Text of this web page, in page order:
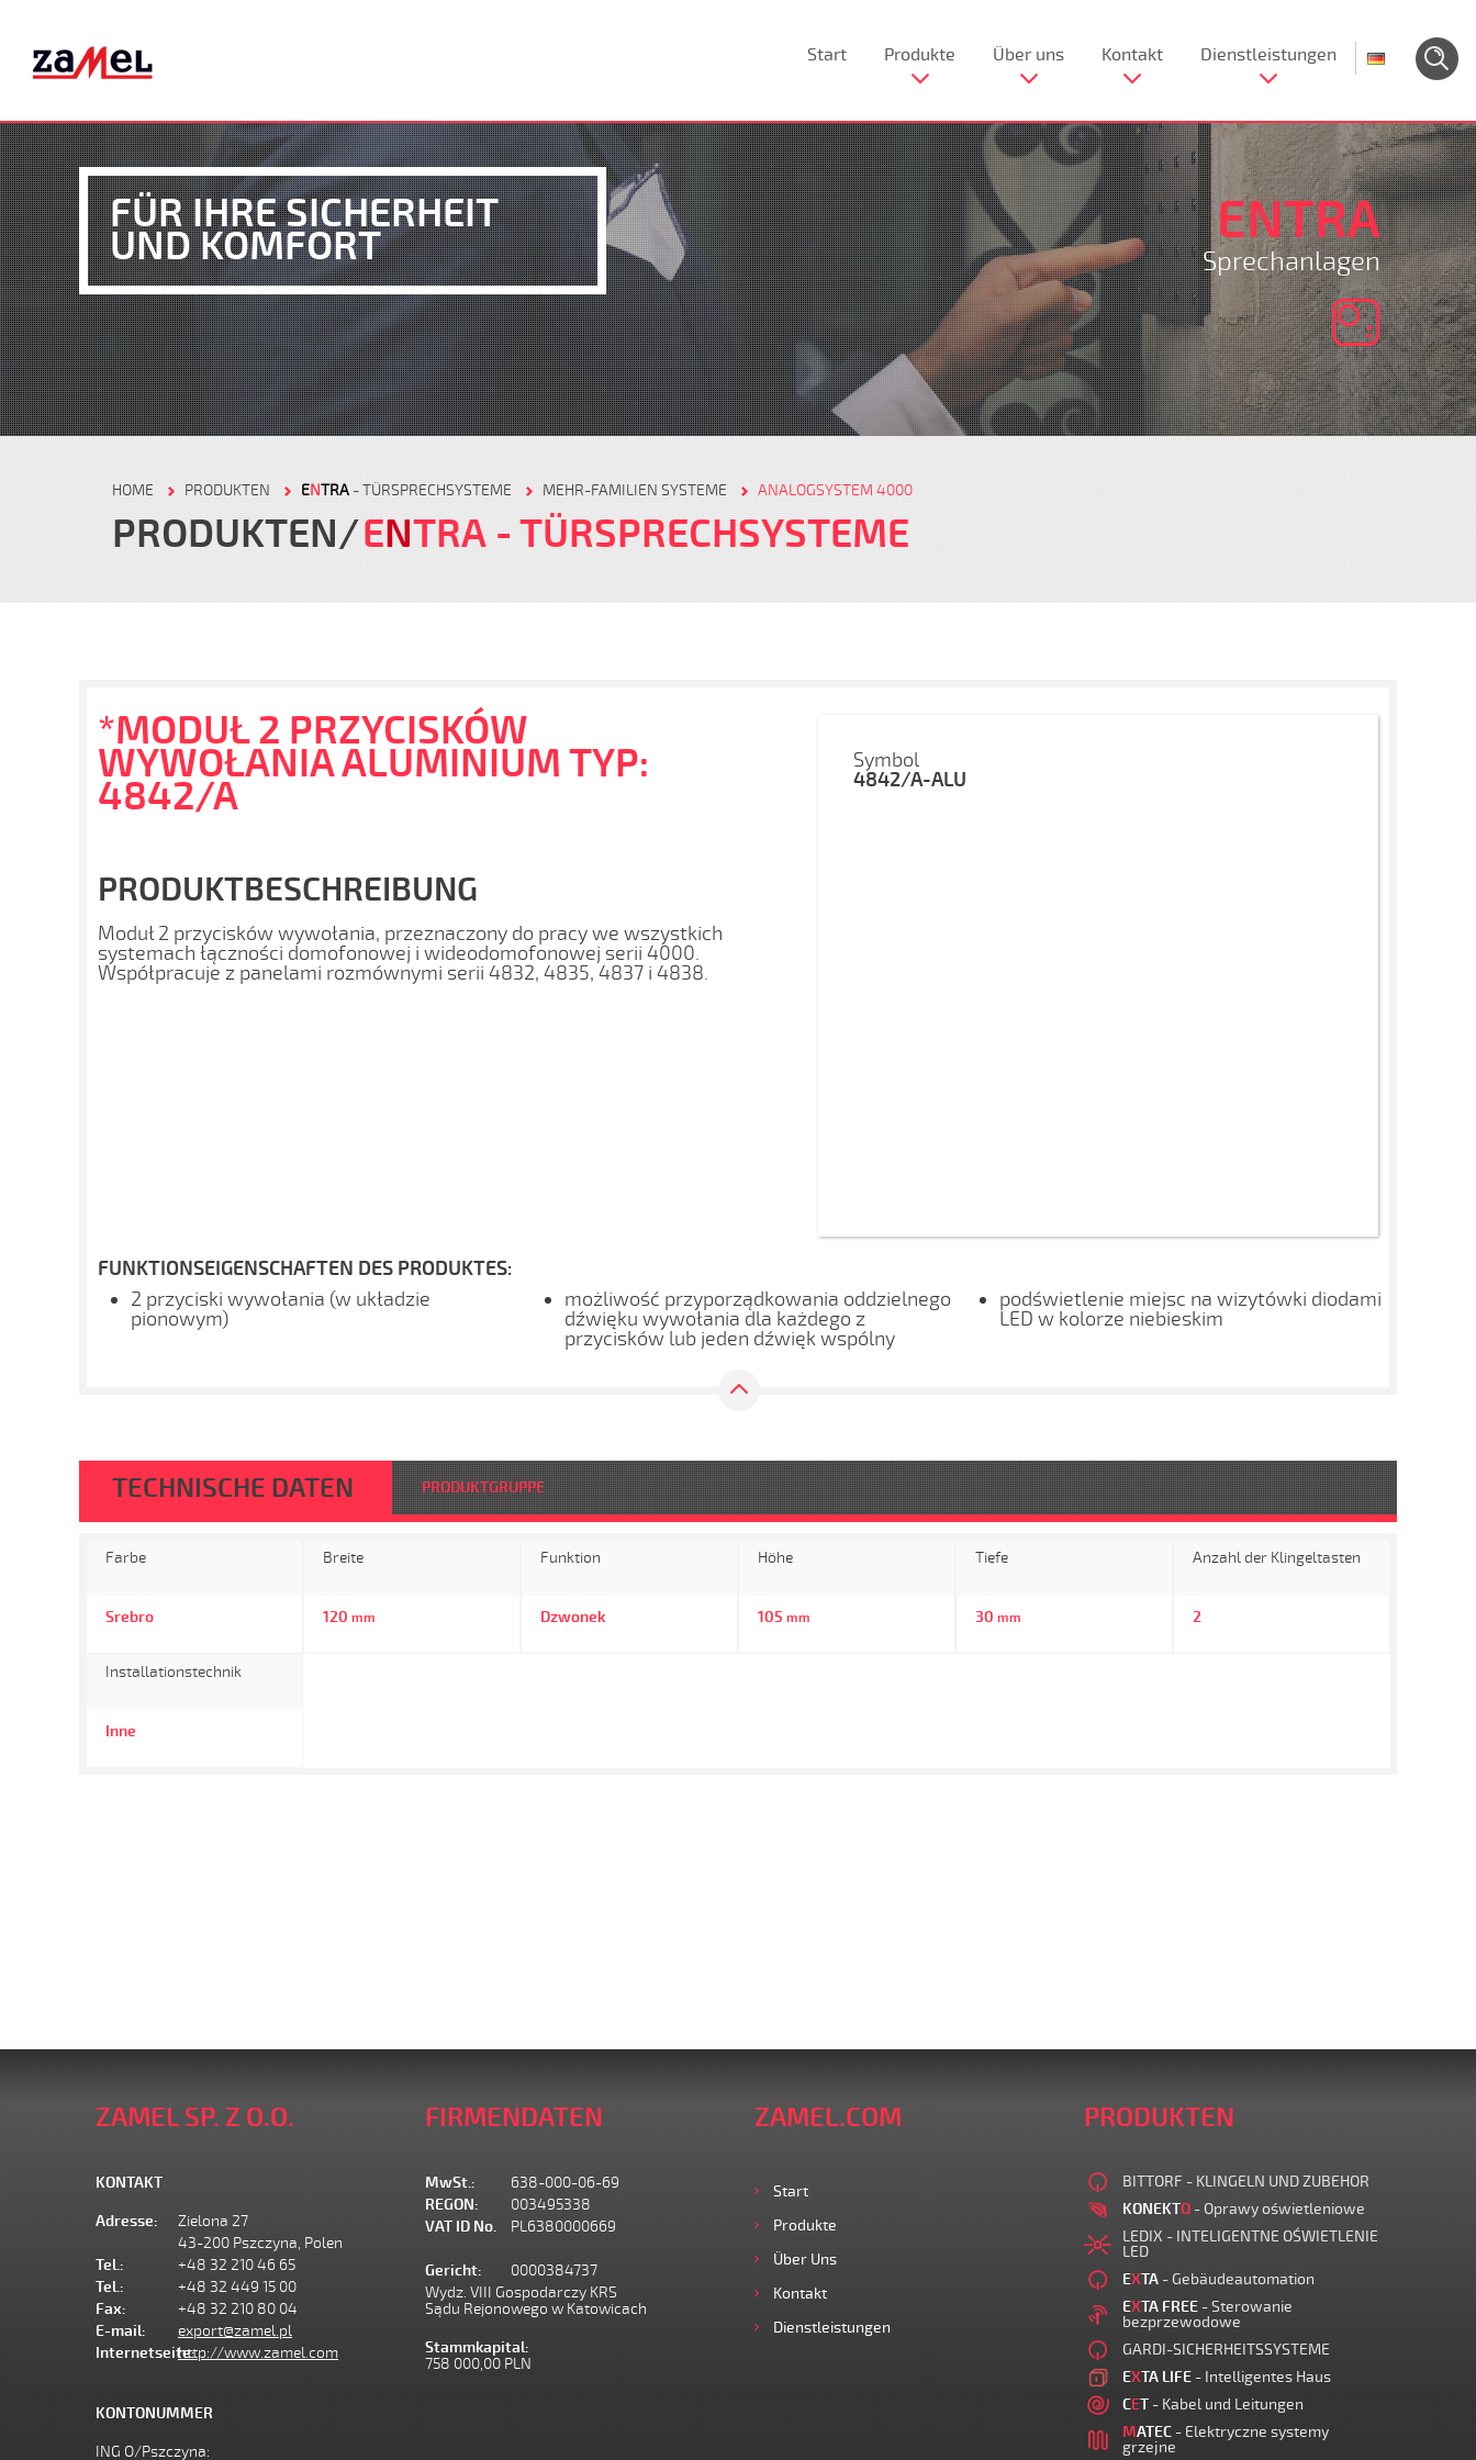
Start Produkte Über uns Kontakt Dienstleistungen
FÜR IHRE SICHERHEIT
UND KOMFORT ENTRA
Sprechanlagen
HOME PRODUKTEN ENTRA - TÜRSPRECHSYSTEME MEHR-FAMILIEN SYSTEME ANALOGSYSTEM 4000
PRODUKTEN ENTRA - TÜRSPRECHSYSTEME
*MODUŁ 2 PRZYCISKÓW
WYWOŁANIA ALUMINIUM TYP:
4842/A
PRODUKTBESCHREIBUNG
Moduł 2 przycisków wywołania, przeznaczony do pracy we wszystkich
systemach łączności domofonowej i wideodomofonowej serii 4000.
Współpracuje z panelami rozmównymi serii 4832, 4835, 4837 i 4838.
Symbol
4842/A-ALU
FUNKTIONSEIGENSCHAFTEN DES PRODUKTES:
2 przyciski wywołania (w układzie
pionowym)
możliwość przyporządkowania oddzielnego
dźwięku wywołania dla każdego z
przycisków lub jeden dźwięk wspólny
podświetlenie miejsc na wizytówki diodami
LED w kolorze niebieskim
TECHNISCHE DATEN PRODUKTGRUPPE
Farbe
Srebro
Breite
120 mm
Funktion
Dzwonek
Höhe
105 mm
Tiefe
30 mm
Anzahl der Klingeltasten
2
Installationstechnik
Inne
ZAMEL SP. Z O.O.
KONTAKT
Adresse:
Zielona 27
43-200 Pszczyna, Polen
Tel.:
+48 32 210 46 65
Tel.:
+48 32 449 15 00
Fax:
+48 32 210 80 04
E-mail:
export@zamel.pl
Internetseite:http://www.zamel.com
KONTONUMMER
ING O/Pszczyna:
FIRMENDATEN
MwSt.:
638-000-06-69
REGON:
003495338
VAT ID No.
PL6380000669
Gericht:
0000384737
Wydz. VIII Gospodarczy KRS
Sądu Rejonowego w Katowicach
Stammkapital:
758 000,00 PLN
ZAMEL.COM
Start
Produkte
Über Uns
Kontakt
Dienstleistungen
PRODUKTEN
BITTORF - KLINGELN UND ZUBEHOR
KONEKTO - Oprawy oświetleniowe
LEDIX - INTELIGENTNE OŚWIETLENIE
LED
EXTA - Gebäudeautomation
EXTA FREE - Sterowanie
bezprzewodowe
GARDI-SICHERHEITSSYSTEME
EXTA LIFE - Intelligentes Haus
CET - Kabel und Leitungen
MATEC - Elektryczne systemy
grzejne